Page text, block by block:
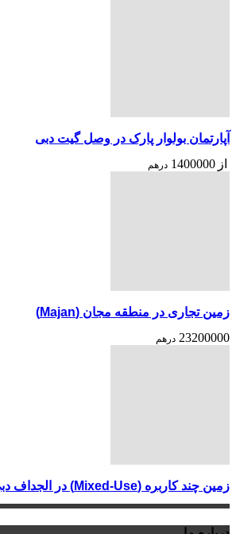
آپارتمان بولوار پارک در وصل گیت دبی
از 1400000 درهم
زمین تجاری در منطقه مجان (Majan)
23200000 درهم
زمین چند کاربره (Mixed-Use) در الجداف دبی (Jaddaf)